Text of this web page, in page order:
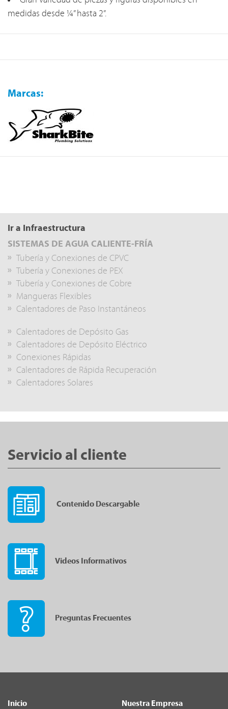
medidas desde ¼” hasta 2”.
Marcas:
Ir a Infraestructura
SISTEMAS DE AGUA CALIENTE-FRÍA
Tubería y Conexiones de CPVC
Tubería y Conexiones de PEX
Tubería y Conexiones de Cobre
Mangueras Flexibles
Calentadores de Paso Instantáneos
Calentadores de Depósito Gas
Calentadores de Depósito Eléctrico
Conexiones Rápidas
Calentadores de Rápida Recuperación
Calentadores Solares
Servicio al cliente
Contenido Descargable
Videos Informativos
Preguntas Frecuentes
Inicio Nuestra Empresa